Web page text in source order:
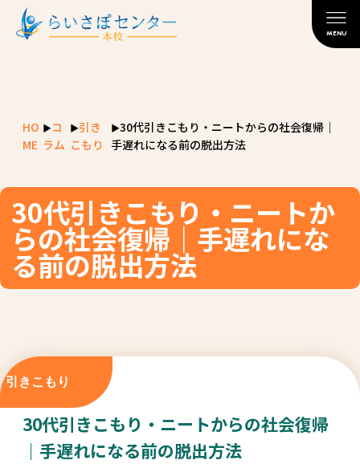
MENU
HO
ME
コ
ラム
引き
こもり
30代引きこもり・ニートからの社会復帰｜
手遅れになる前の脱出方法
30代引きこもり・ニートか
らの社会復帰｜手遅れにな
る前の脱出方法
引きこもり
30代引きこもり・ニートからの社会復帰
｜手遅れになる前の脱出方法